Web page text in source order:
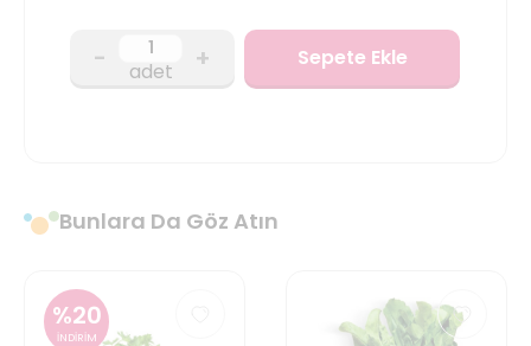
- adet + Sepete Ekle
Bunlara Da Göz Atın
%20
İNDİRİM